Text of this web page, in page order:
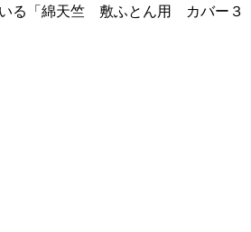
いる「綿天竺 敷ふとん用 カバー３